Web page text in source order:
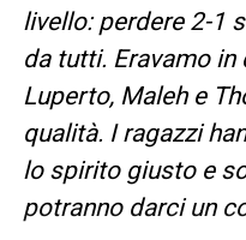
livello: perdere 2-1
da tutti. Eravamo
Luperto, Maleh e
qualità. I ragazzi
lo spirito giusto e
potranno darci un